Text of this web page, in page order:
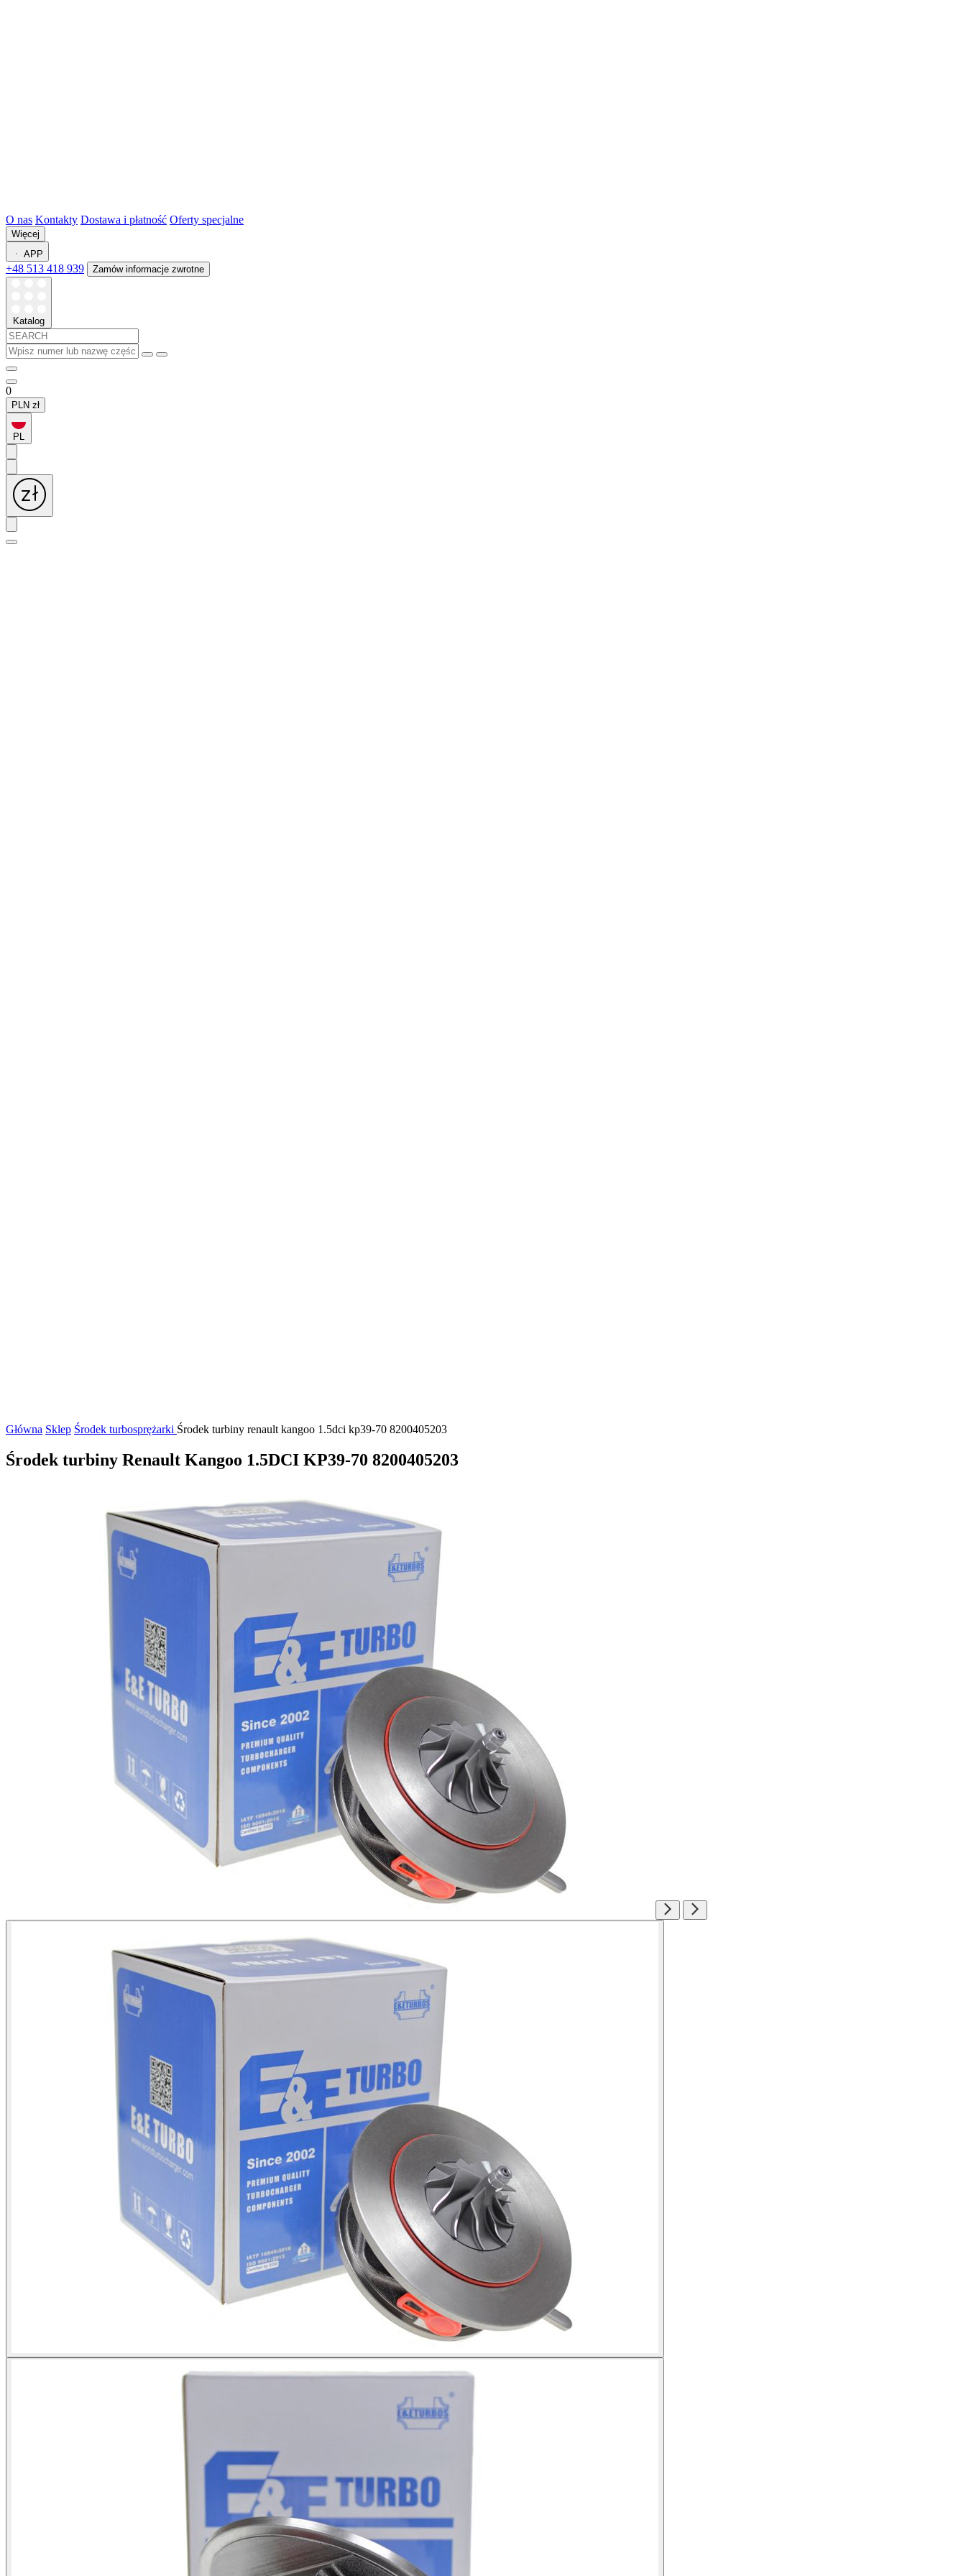
O nas Kontakty Dostawa i płatność Oferty specjalne
Więcej
APP
+48 513 418 939 Zamów informacje zwrotne
Katalog
0
PLN zł
PL
Główna Sklep Środek turbosprężarki Środek turbiny renault kangoo 1.5dci kp39-70 8200405203
Środek turbiny Renault Kangoo 1.5DCI KP39-70 8200405203